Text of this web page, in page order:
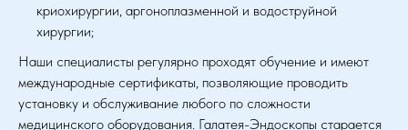
криохирургии, аргоноплазменной и водоструйной
хирургии;
Наши специалисты регулярно проходят обучение и имеют
международные сертификаты, позволяющие проводить
установку и обслуживание любого по сложности
медицинского оборудования. Галатея-Эндоскопы старается